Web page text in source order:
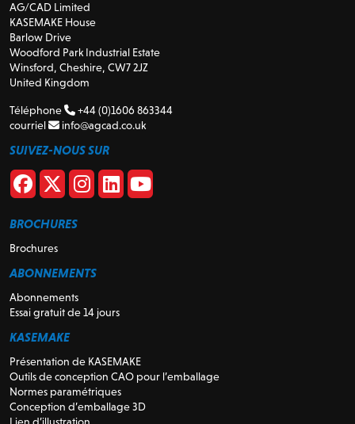
AG/CAD Limited
KASEMAKE House
Barlow Drive
Woodford Park Industrial Estate
Winsford, Cheshire, CW7 2JZ
United Kingdom
Téléphone
+44 (0)1606 863344
courriel
info@agcad.co.uk
SUIVEZ-NOUS SUR
BROCHURES
Brochures
ABONNEMENTS
Abonnements
Essai gratuit de 14 jours
KASEMAKE
Présentation de KASEMAKE
Outils de conception CAO pour l’emballage
Normes paramétriques
Conception d’emballage 3D